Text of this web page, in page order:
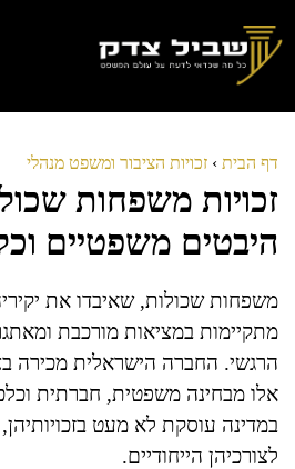
לתוכן
דף הבית › זכויות הציבור ומשפט מנהלי
זכויות משפחות
היבטים משפטיים
משפחות שכולות, שאיבדו את
מתקיימות במציאות מורכבת
הרגשי. החברה הישראלית מכירה
אלו מבחינה משפטית, חברתית
במדינה עוסקת לא מעט
לצורכיהן הייחודיים.